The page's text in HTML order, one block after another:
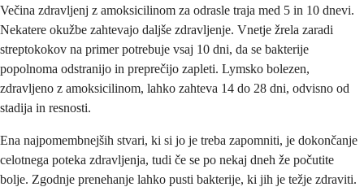
Večina zdravljenj z amoksicilinom za odrasle traja med 5 in 10 dnevi.
Nekatere okužbe zahtevajo daljše zdravljenje. Vnetje žrela zaradi
streptokokov na primer potrebuje vsaj 10 dni, da se bakterije
popolnoma odstranijo in preprečijo zapleti. Lymsko bolezen,
zdravljeno z amoksicilinom, lahko zahteva 14 do 28 dni, odvisno od
stadija in resnosti.
Ena najpomembnejših stvari, ki si jo je treba zapomniti, je dokončanje
celotnega poteka zdravljenja, tudi če se po nekaj dneh že počutite
bolje. Zgodnje prenehanje lahko pusti bakterije, ki jih je težje zdraviti.